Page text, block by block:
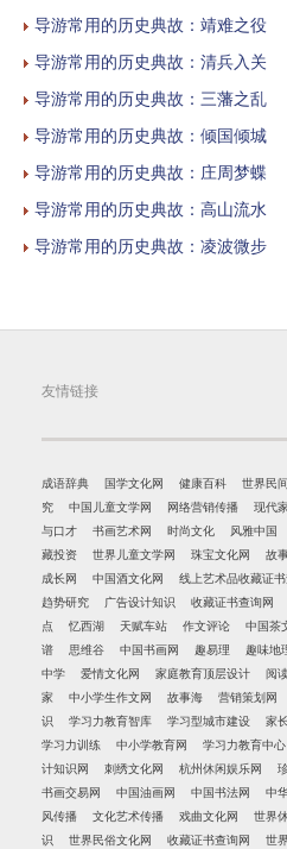
导游常用的历史典故：靖难之役
导游常用的历史典故：清兵入关
导游常用的历史典故：三藩之乱
导游常用的历史典故：倾国倾城
导游常用的历史典故：庄周梦蝶
导游常用的历史典故：高山流水
导游常用的历史典故：凌波微步
友情链接
成语辞典 国学文化网 健康百科 世界民
究
中国儿童文学网 网络营销传播 现代
与口才
书画艺术网 时尚文化 风雅中国
藏投资
世界儿童文学网 珠宝文化网 故
成长网
中国酒文化网 线上艺术品收藏证
趋势研究
广告设计知识 收藏证书查询网
点
忆西湖 天赋车站 作文评论 中国茶
谱
思维谷 中国书画网 趣易理 趣味地
中学
爱情文化网 家庭教育顶层设计 阅
家
中小学生作文网 故事海 营销策划网
识
学习力教育智库 学习型城市建设 家
学习力训练
中小学教育网 学习力教育中心
计知识网
刺绣文化网 杭州休闲娱乐网
书画交易网
中国油画网 中国书法网 中
风传播
文化艺术传播 戏曲文化网 世界
识
世界民俗文化网 收藏证书查询网 世